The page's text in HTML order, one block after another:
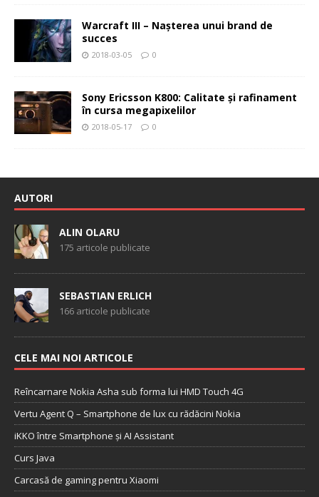
Warcraft III – Naşterea unui brand de
succes
2018-03-05 0
Sony Ericsson K800: Calitate şi rafinament
în cursa megapixelilor
2018-05-17 0
AUTORI
ALIN OLARU
175 articole publicate
SEBASTIAN ERLICH
166 articole publicate
CELE MAI NOI ARTICOLE
Reîncarnare Nokia Asha sub forma lui HMD Touch 4G
Vertu Agent Q – Smartphone de lux cu rădăcini Nokia
iKKO între Smartphone și AI Assistant
Curs Java
Carcasă de gaming pentru Xiaomi